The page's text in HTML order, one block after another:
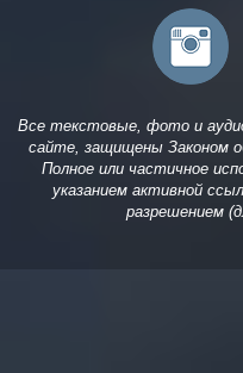
Все текстовые, фото и
сайте, защищены Законом
Полное или частичное
указанием активной
разрешением